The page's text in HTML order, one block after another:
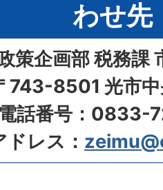
わせ先
策企画部 税務課
743-8501 光市中
電話番号：0833-
レス：